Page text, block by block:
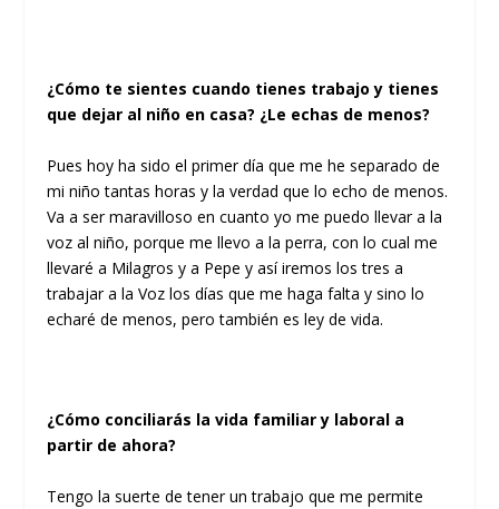
¿Cómo te sientes cuando tienes trabajo y tienes
que dejar al niño en casa? ¿Le echas de menos?
Pues hoy ha sido el primer día que me he separado de
mi niño tantas horas y la verdad que lo echo de menos.
Va a ser maravilloso en cuanto yo me puedo llevar a la
voz al niño, porque me llevo a la perra, con lo cual me
llevaré a Milagros y a Pepe y así iremos los tres a
trabajar a la Voz los días que me haga falta y sino lo
echaré de menos, pero también es ley de vida.
¿Cómo conciliarás la vida familiar y laboral a
partir de ahora?
Tengo la suerte de tener un trabajo que me permite